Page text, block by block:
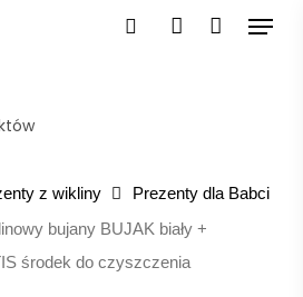
Menu
z wikliny
Prezenty dla Babci
bujany BUJAK biały +
środek do czyszczenia